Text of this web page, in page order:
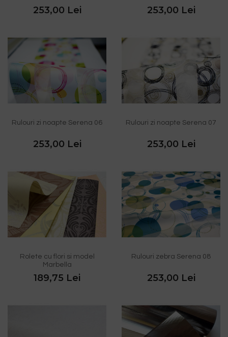
253,00 Lei 253,00 Lei
Rulouri zi noapte Serena 06
253,00 Lei
Rulouri zi noapte Serena 07
253,00 Lei
Rolete cu flori si model
Marbella
189,75 Lei
Rulouri zebra Serena 08
253,00 Lei